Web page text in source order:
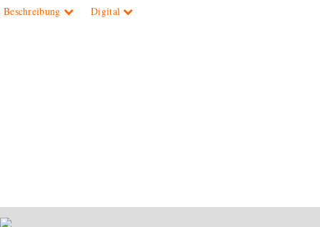
Beschreibung Digital